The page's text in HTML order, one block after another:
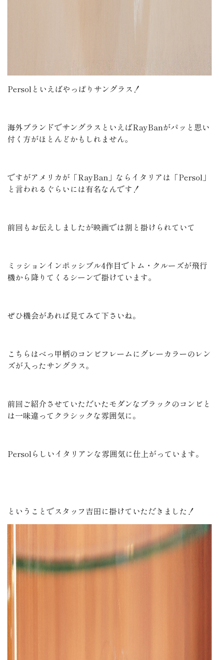
Persolといえばやっぱりサングラス！
海外ブランドでサングラスといえばRayBanがパッと思い
付く方がほとんどかもしれません。
ですがアメリカが「RayBan」ならイタリアは「Persol」
と言われるぐらいには有名なんです！
前回もお伝えしましたが映画では割と掛けられていて
ミッションインポッシブル4作目でトム・クルーズが飛行
機から降りてくるシーンで掛けています。
ぜひ機会があれば見てみて下さいね。
こちらはべっ甲柄のコンビフレームにグレーカラーのレン
ズが入ったサングラス。
前回ご紹介させていただいたモダンなブラックのコンビと
は一味違ってクラシックな雰囲気に。
Persolらしいイタリアンな雰囲気に仕上がっています。
ということでスタッフ吉田に掛けていただきました！